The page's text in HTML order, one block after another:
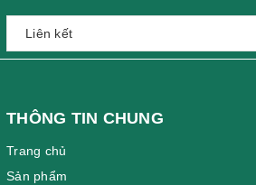
THÔNG TIN CHUNG
Trang chủ
Sản phẩm